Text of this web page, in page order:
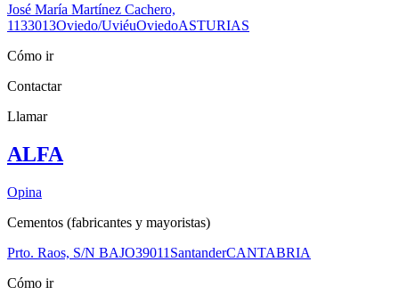
José María Martínez Cachero,
1133013Oviedo/UviéuOviedoASTURIAS
Cómo ir
Contactar
Llamar
ALFA
Opina
Cementos (fabricantes y mayoristas)
Prto. Raos, S/N BAJO39011 SantanderCANTABRIA
Cómo ir